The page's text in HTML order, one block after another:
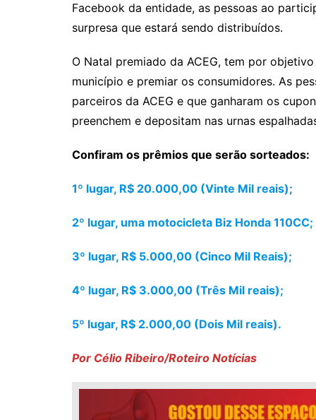
Facebook da entidade, as pessoas ao
surpresa que estará sendo distribuídos.
O Natal premiado da ACEG, tem por
município e premiar os consumidores. As
parceiros da ACEG e que ganharam os
preenchem e depositam nas urnas
Confiram os prêmios que serão sorteados:
1º lugar, R$ 20.000,00 (Vinte Mil reais);
2º lugar, uma motocicleta Biz Honda 110CC;
3º lugar, R$ 5.000,00 (Cinco Mil Reais);
4º lugar, R$ 3.000,00 (Três Mil reais);
5º lugar, R$ 2.000,00 (Dois Mil reais).
Por Célio Ribeiro/Roteiro Notícias